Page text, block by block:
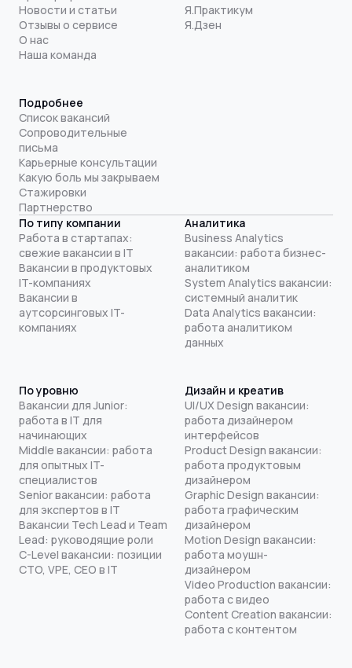
Новости и статьи
Отзывы о сервисе
О нас
Наша команда
Я.Практикум
Я.Дзен
Подробнее
Список вакансий
Сопроводительные
письма
Карьерные консультации
Какую боль мы закрываем
Стажировки
Партнерство
По типу компании
Работа в стартапах:
свежие вакансии в IT
Вакансии в продуктовых
IT-компаниях
Вакансии в
аутсорсинговых IT-
компаниях
Аналитика
Business Analytics
вакансии: работа бизнес-
аналитиком
System Analytics вакансии:
системный аналитик
Data Analytics вакансии:
работа аналитиком
данных
По уровню
Вакансии для Junior:
работа в IT для
начинающих
Middle вакансии: работа
для опытных IT-
специалистов
Senior вакансии: работа
для экспертов в IT
Вакансии Tech Lead и Team
Lead: руководящие роли
C-Level вакансии: позиции
CTO, VPE, CEO в IT
Дизайн и креатив
UI/UX Design вакансии:
работа дизайнером
интерфейсов
Product Design вакансии:
работа продуктовым
дизайнером
Graphic Design вакансии:
работа графическим
дизайнером
Motion Design вакансии:
работа моушн-
дизайнером
Video Production вакансии:
работа с видео
Content Creation вакансии:
работа с контентом